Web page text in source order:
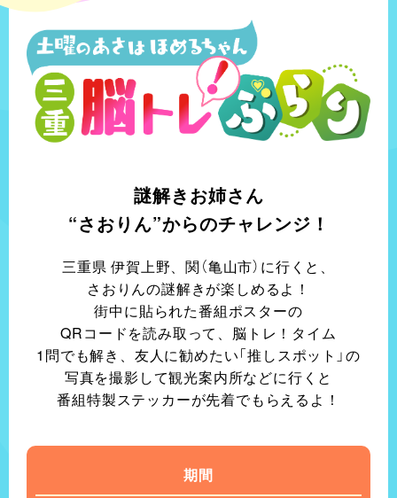
12月13日放送は三重県伊賀上野。
伊賀といえば『忍者』そして『絶品グルメ』
12月20日放送は三重県亀山。
タイムスリップしたような街並みと亀山でしか味わ
謎解きお姉さん
“さおりん”からのチャレンジ！
三重県 伊賀上野、関（亀山市）に行くと、
さおりんの謎解きが楽しめるよ！
街中に貼られた番組ポスターの
QRコードを読み取って、 脳トレ！タイム
1問でも解き、 友人に勧めたい「推しスポット」の
写真を撮影して観光案内所などに行くと
番組特製ステッカーが先着でもらえるよ！
期間